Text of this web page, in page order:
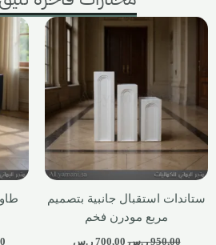
ستاندات استقبال جانبية بتصميم
مربع مودرن فخم
950,00 ر.س 700,00 ر.س